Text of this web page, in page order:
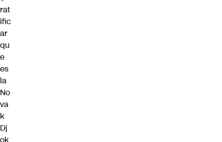
rat
ific
ar
qu
e
es
la
No
va
k
Dj
ok